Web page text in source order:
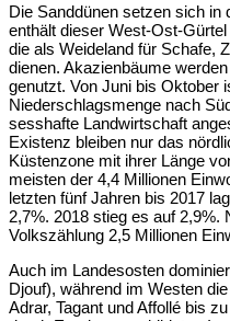
Die Sanddünen setzen sich in
enthält dieser West-Ost-
die als Weideland für Schafe,
dienen. Akazienbäume
genutzt. Von Juni bis Oktober
Niederschlagsmenge nach
sesshafte Landwirtschaft
Existenz bleiben nur das
Küstenzone mit ihrer Länge
meisten der 4,4 Millionen
letzten fünf Jahren bis 2017
2,7%. 2018 stieg es auf 2,9%.
Volkszählung 2,5 Millionen
Auch im Landesosten
Djouf), während im Westen
Adrar, Tagant und Affollé bis